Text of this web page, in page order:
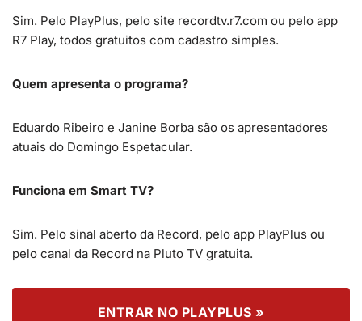
Sim. Pelo PlayPlus, pelo site recordtv.r7.com ou pelo app
R7 Play, todos gratuitos com cadastro simples.
Quem apresenta o programa?
Eduardo Ribeiro e Janine Borba são os apresentadores
atuais do Domingo Espetacular.
Funciona em Smart TV?
Sim. Pelo sinal aberto da Record, pelo app PlayPlus ou
pelo canal da Record na Pluto TV gratuita.
ENTRAR NO PLAYPLUS »